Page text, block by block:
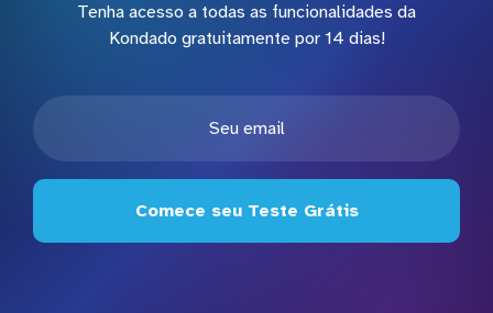
Tenha acesso a todas as funcionalidades da
Kondado gratuitamente por 14 dias!
Comece seu Teste Grátis